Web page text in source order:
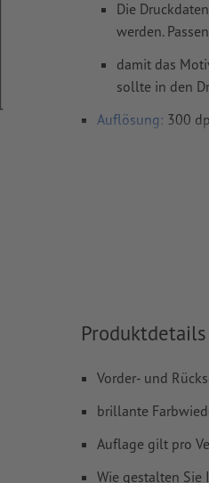
Die
werden.
damit das
sollte in den
Auflösung: 300
Kommentare
Inhalte von
Wie lege ich
Produktdetails
Vorder- und
brillante
Auflage gilt pro
Wie gestalten Sie